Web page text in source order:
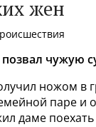
жен
чужую
ножом в
паре и
даме